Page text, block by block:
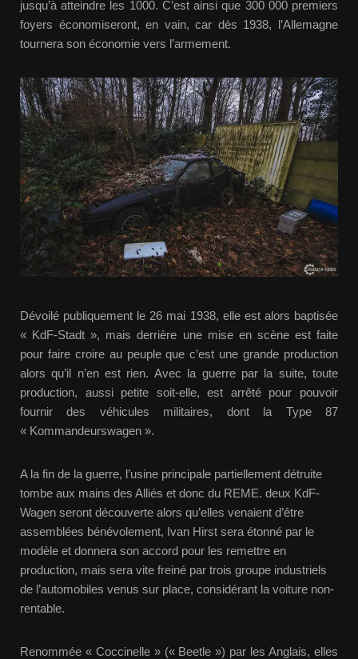
jusqu’à atteindre les 1000. C’est ainsi que 300 000 premiers
foyers économiseront, en vain, car dès 1938, l’Allemagne
tournera son économie vers l’armement.
Dévoilé publiquement le 26 mai 1938, elle est alors baptisée
« KdF-Stadt », mais derrière une mise en scène est faite
pour faire croire au peuple que c’est une grande production
alors qu’il n’en est rien. Avec la guerre par la suite, toute
production, aussi petite soit-elle, est arrêté pour pouvoir
fournir des véhicules militaires, dont la Type 87
« Kommandeurswagen ».
A la fin de la guerre, l’usine principale partiellement détruite
tombe aux mains des Alliés et donc du REME. deux KdF-
Wagen seront découverte alors qu’elles venaient d’être
assemblées bénévolement, Ivan Hirst sera étonné par le
modèle et donnera son accord pour les remettre en
production, mais sera vite freiné par trois groupe industriels
de l’automobiles venus sur place, considérant la voiture non-
rentable.
Renommée « Coccinelle » (« Beetle ») par les Anglais, elles